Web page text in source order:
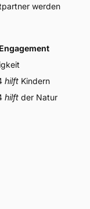
werden
hilft Kindern
hilft der Natur